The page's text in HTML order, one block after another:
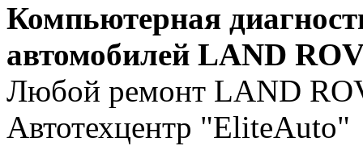
Компьютерная
автомобилей LAND
Любой ремонт LAND
Автотехцентр "EliteAuto"